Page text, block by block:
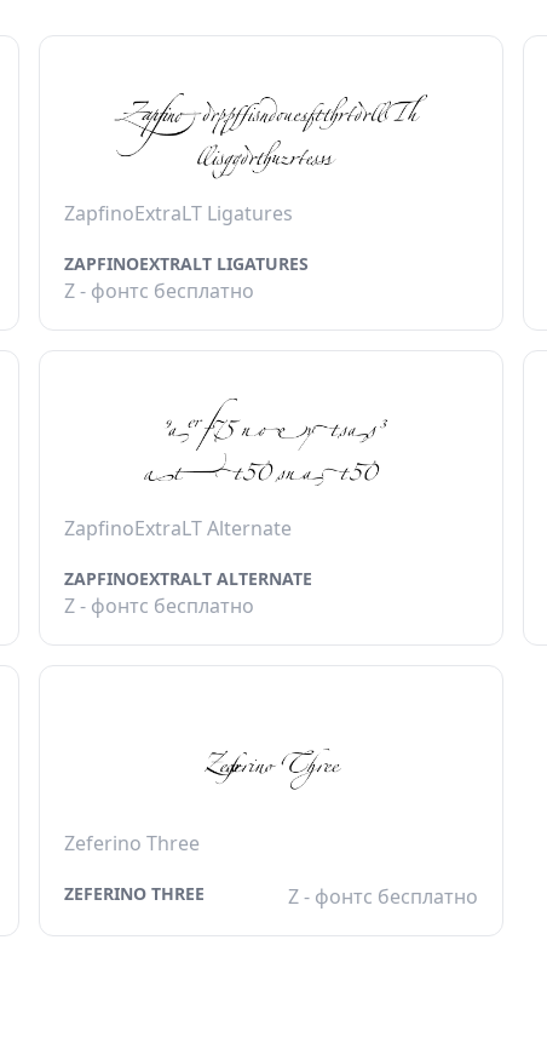
ZapfinoExtraLT Ligatures
ZAPFINOEXTRALT LIGATURES
Z - фонтс бесплатно
ZapfinoExtraLT Alternate
ZAPFINOEXTRALT ALTERNATE
Z - фонтс бесплатно
Zeferino Three
ZEFERINO THREE Z - фонтс бесплатно